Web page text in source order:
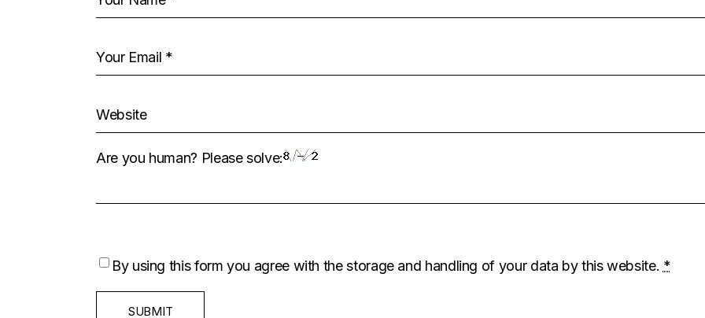
Are you human? Please solve:
By using this form you agree with the storage and handling of your data by this website. *
SUBMIT